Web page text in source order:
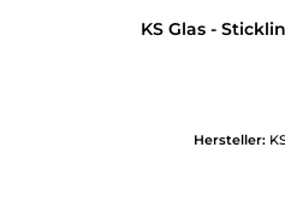
KS Glas -
Hersteller: